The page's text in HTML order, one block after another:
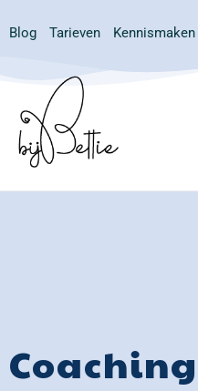
Blog Tarieven Kennismaken